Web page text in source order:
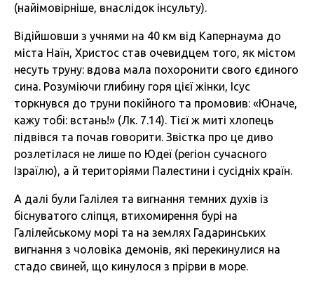
(найімовірніше, внаслідок інсульту).
Відійшовши з учнями на 40 км від Капернаума до
міста Наїн, Христос став очевидцем того, як містом
несуть труну: вдова мала похоронити свого єдиного
сина. Розуміючи глибину горя цієї жінки, Ісус
торкнувся до труни покійного та промовив: «Юначе,
кажу тобі: встань!» (Лк. 7.14). Тієї ж миті хлопець
підвівся та почав говорити. Звістка про це диво
розлетілася не лише по Юдеї (регіон сучасного
Ізраїлю), а й територіями Палестини і сусідніх країн.
А далі були Галілея та вигнання темних духів із
біснуватого сліпця, втихомирення бурі на
Галілейському морі та на землях Гадаринських
вигнання з чоловіка демонів, які перекинулися на
стадо свиней, що кинулося з прірви в море.